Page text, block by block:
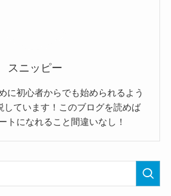
スニッピー
に初心者からでも始められるよう
しています！このブログを読めば
トになれること間違いなし！